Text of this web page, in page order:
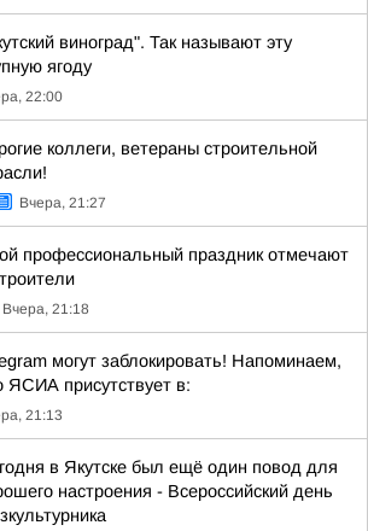
виноград". Так называют эту
ягоду
22:00
коллеги, ветераны строительной
Вчера, 21:27
профессиональный праздник отмечают
Вчера, 21:18
могут заблокировать! Напоминаем,
ЯСИА присутствует в:
21:13
в Якутске был ещё один повод для
настроения - Всероссийский день